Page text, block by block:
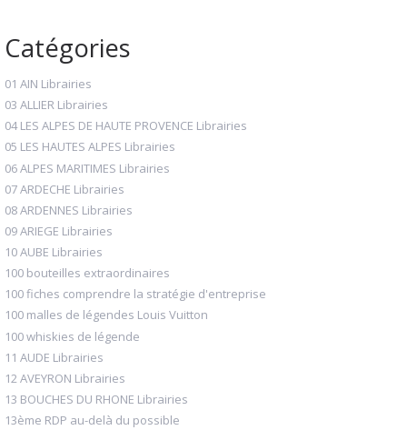
Catégories
01 AIN Librairies
03 ALLIER Librairies
04 LES ALPES DE HAUTE PROVENCE Librairies
05 LES HAUTES ALPES Librairies
06 ALPES MARITIMES Librairies
07 ARDECHE Librairies
08 ARDENNES Librairies
09 ARIEGE Librairies
10 AUBE Librairies
100 bouteilles extraordinaires
100 fiches comprendre la stratégie d'entreprise
100 malles de légendes Louis Vuitton
100 whiskies de légende
11 AUDE Librairies
12 AVEYRON Librairies
13 BOUCHES DU RHONE Librairies
13ème RDP au-delà du possible